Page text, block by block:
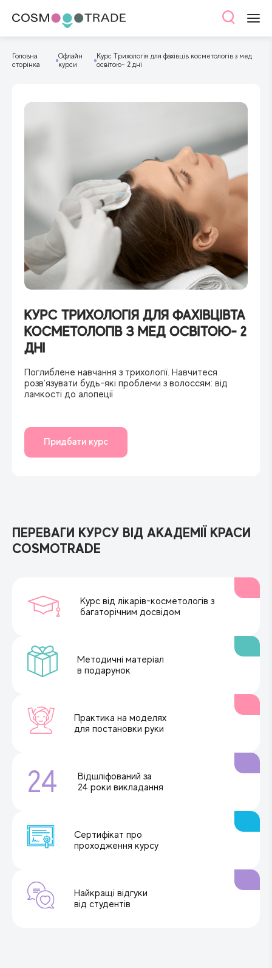
Головна
сторінка
Офлайн
курси
Курс Трихологія для фахівців косметологів з мед
освітою- 2 дні
КУРС ТРИХОЛОГІЯ ДЛЯ ФАХІВЦІВТА
КОСМЕТОЛОГІВ З МЕД ОСВІТОЮ- 2
ДНІ
Поглиблене навчання з трихології. Навчитеся
розв'язувати будь-які проблеми з волоссям: від
ламкості до алопеції
Придбати курс
ПЕРЕВАГИ КУРСУ ВІД АКАДЕМІЇ КРАСИ
COSMOTRADE
Курс від лікарів-косметологів з
багаторічним досвідом
Методичні матеріал
в подарунок
Практика на моделях
для постановки руки
24
Відшліфований за
24 роки викладання
Сертифікат про
проходження курсу
Найкращі відгуки
від студентів